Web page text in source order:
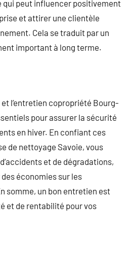
qui peut influencer positivement
et attirer une clientèle
Cela se traduit par un
important à long terme.
l’entretien copropriété Bourg-
pour assurer la sécurité
en hiver. En confiant ces
de nettoyage Savoie, vous
et de dégradations,
économies sur les
somme, un bon entretien est
et de rentabilité pour vos